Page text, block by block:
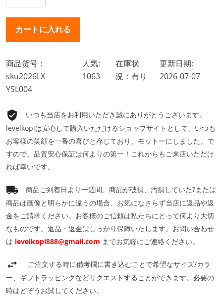
商品货号：
sku2026LX-
YSL004
人気:
1063
在庫状
況：有り
更新日期:
2026-07-07
いつも当店をお利用いただき誠にありがとうございます。
levelkopiは安心して購入いただけるショップサイトとして、いつも
お客様の笑顔を一番の喜びと存じており、モットーにしました。で
すので、品質安心保証は何よりの第一！これからもご来店いただけ
れば幸いです。
商品ご到着日より一週間、商品が破損、汚損していた?または
商品は画像と明らかに違うの場合、お気になさらず当店に返品や返
金をご請求ください。お客様のご信頼は私たちにとって何より大切
なものです。返品・返金はしっかり保障いたします。お問い合わせ
は levelkopi888@gmail.com までお気軽にご連絡ください。
ご注文する時に備考欄に書き込むことで希望なサイズ/カラ
ー、ギフトラッピングなどリクエストすることができます。必要の
時はどぞうお試してください。